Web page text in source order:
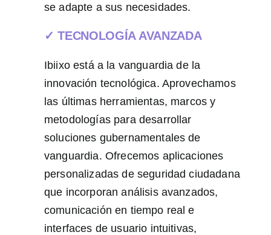
se adapte a sus necesidades.
✓ TECNOLOGÍA AVANZADA
Ibiixo está a la vanguardia de la
innovación tecnológica. Aprovechamos
las últimas herramientas, marcos y
metodologías para desarrollar
soluciones gubernamentales de
vanguardia. Ofrecemos aplicaciones
personalizadas de seguridad ciudadana
que incorporan análisis avanzados,
comunicación en tiempo real e
interfaces de usuario intuitivas,